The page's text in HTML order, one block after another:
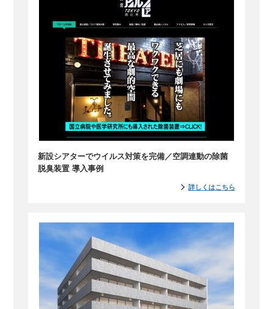
新設シアターでウイルス対策を完備／空調連動の除菌
脱臭装置 導入事例
詳しくはこちら